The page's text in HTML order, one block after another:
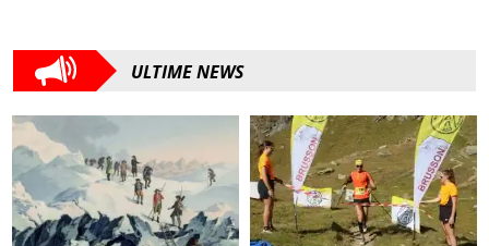
ULTIME NEWS